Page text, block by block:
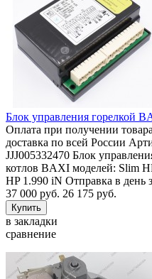
Блок управления горелкой
Оплата при получении
доставка по всей России
JJJ005332470 Блок
котлов BAXI моделей: Slim
HP 1.990 iN Отправка в день
37 000 руб. 26 175 руб.
в закладки
сравнение